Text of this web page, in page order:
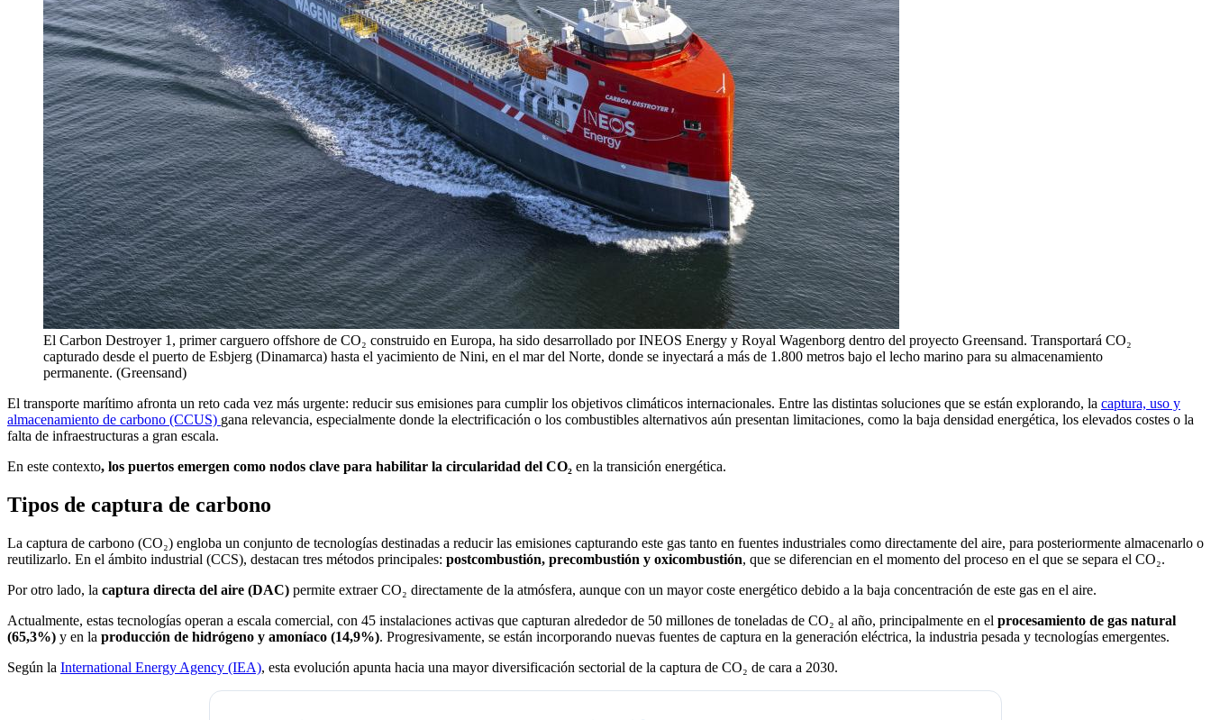
El Carbon Destroyer 1, primer carguero offshore de CO₂ construido en Europa, ha sido desarrollado por INEOS Energy y Royal Wagenborg dentro del proyecto Greensand. Transportará CO₂
capturado desde el puerto de Esbjerg (Dinamarca) hasta el yacimiento de Nini, en el mar del Norte, donde se inyectará a más de 1.800 metros bajo el lecho marino para su almacenamiento
permanente. (Greensand)
El transporte marítimo afronta un reto cada vez más urgente: reducir sus emisiones para cumplir los objetivos climáticos internacionales. Entre las distintas soluciones que se están explorando, la captura, uso y
almacenamiento de carbono (CCUS) gana relevancia, especialmente donde la electrificación o los combustibles alternativos aún presentan limitaciones, como la baja densidad energética, los elevados costes o la
falta de infraestructuras a gran escala.
En este contexto, los puertos emergen como nodos clave para habilitar la circularidad del CO₂ en la transición energética.
Tipos de captura de carbono
La captura de carbono (CO₂) engloba un conjunto de tecnologías destinadas a reducir las emisiones capturando este gas tanto en fuentes industriales como directamente del aire, para posteriormente almacenarlo o
reutilizarlo. En el ámbito industrial (CCS), destacan tres métodos principales: postcombustión, precombustión y oxicombustión, que se diferencian en el momento del proceso en el que se separa el CO₂.
Por otro lado, la captura directa del aire (DAC) permite extraer CO₂ directamente de la atmósfera, aunque con un mayor coste energético debido a la baja concentración de este gas en el aire.
Actualmente, estas tecnologías operan a escala comercial, con 45 instalaciones activas que capturan alrededor de 50 millones de toneladas de CO₂ al año, principalmente en el procesamiento de gas natural
(65,3%) y en la producción de hidrógeno y amoníaco (14,9%). Progresivamente, se están incorporando nuevas fuentes de captura en la generación eléctrica, la industria pesada y tecnologías emergentes.
Según la International Energy Agency (IEA), esta evolución apunta hacia una mayor diversificación sectorial de la captura de CO₂ de cara a 2030.